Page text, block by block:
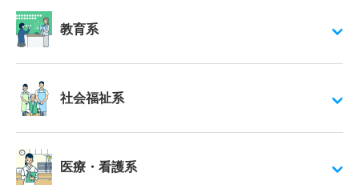
教育系
社会福祉系
医療・看護系